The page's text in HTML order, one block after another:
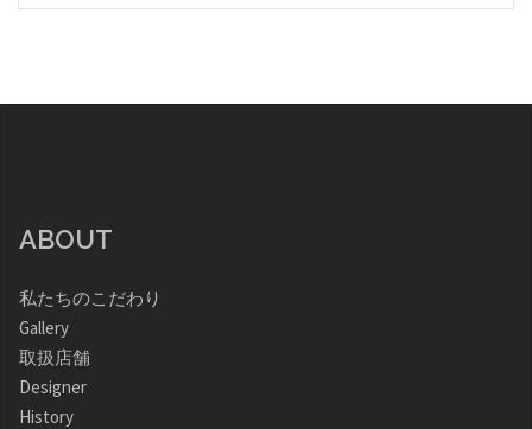
ABOUT
私たちのこだわり
Gallery
取扱店舗
Designer
History